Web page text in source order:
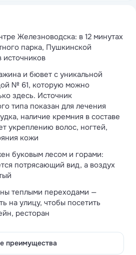
Железноводска: в 12 минутах
парка, Пушкинской
источников
и бювет с уникальной
№ 61, которую можно
здесь. Источник
типа показан для лечения
наличие кремния в составе
укреплению волос, ногтей,
кожи
буковым лесом и горами:
потрясающий вид, а воздух
теплыми переходами —
на улицу, чтобы посетить
ресторан
преимущества